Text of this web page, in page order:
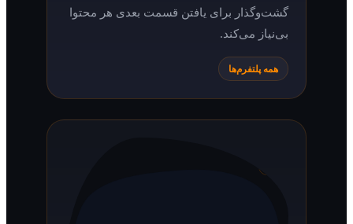
گشت‌وگذار برای یافتن قسمت بعدی هر محتوا
بی‌نیاز می‌کند.
همه پلتفرم‌ها